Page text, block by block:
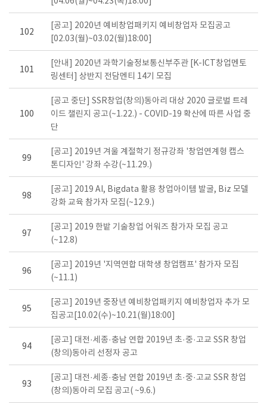
102
[공고] 2020년 예비창업패키지 예비창업자 모집공고
[02.03(월)~03.02(월)18:00]
101
[안내] 2020년 과학기술정보통신부주관 [K-ICT창업멘토
링센터] 상반지 전담멘티 14기 모집
100
[공고 중단] SSR창업(창의)동아리 대상 2020 글로벌 트레
이드 챌린지 공고(~1.22.) - COVID-19 확산에 따른 사업 중
단
99
[공고] 2019년 겨울 계절학기 정규강좌 '창업연계형 캡스
톤디자인' 강좌 수강(~11.29.)
98
[공고] 2019 AI, Bigdata 활용 창업아이템 발굴, Biz 모델
강화 교육 참가자 모집(~12.9.)
97
[공고] 2019 한밭 기술창업 어워즈 참가자 모집 공고
(~12.8)
96
[공고] 2019년 '지역연합 대학생 창업캠프' 참가자 모집
(~11.1)
95
[공고] 2019년 중장년 예비창업패키지 예비창업자 추가 모
집공고[10.02(수)~10.21(월)18:00]
94
[공고] 대전·세종·충남 연합 2019년 초·중·고교 SSR 창업
(창의)동아리 선정자 공고
93
[공고] 대전·세종·충남 연합 2019년 초·중·고교 SSR 창업
(창의)동아리 모집 공고( ~9.6.)